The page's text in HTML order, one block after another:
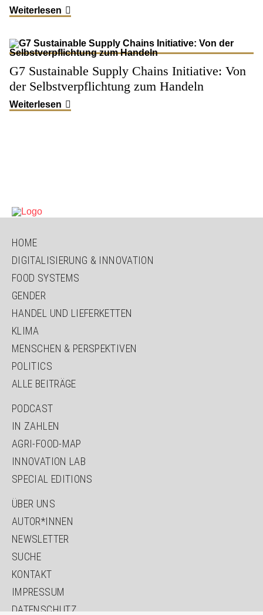
Weiterlesen
G7 Sustainable Supply Chains Initiative: Von
der Selbstverpflichtung zum Handeln
Weiterlesen
NAVIGATION
ÜBERSPRINGEN
HOME
DIGITALISIERUNG & INNOVATION
FOOD SYSTEMS
GENDER
HANDEL UND LIEFERKETTEN
KLIMA
MENSCHEN & PERSPEKTIVEN
POLITICS
ALLE BEITRÄGE
NAVIGATION
ÜBERSPRINGEN
PODCAST
IN ZAHLEN
AGRI-FOOD-MAP
INNOVATION LAB
SPECIAL EDITIONS
NAVIGATION
ÜBERSPRINGEN
ÜBER UNS
AUTOR*INNEN
NEWSLETTER
SUCHE
KONTAKT
IMPRESSUM
DATENSCHUTZ